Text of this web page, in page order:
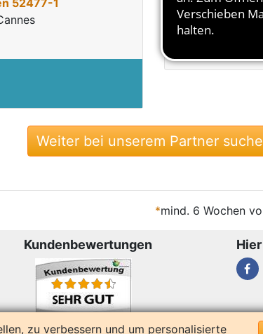
52477-1
1 Ferienhaus
Var / Les
Weiter bei unserem Partner
*mind. 6 Wochen
Kundenbewertungen
14164 Bewertungen
zu verbessern und um personalisierte